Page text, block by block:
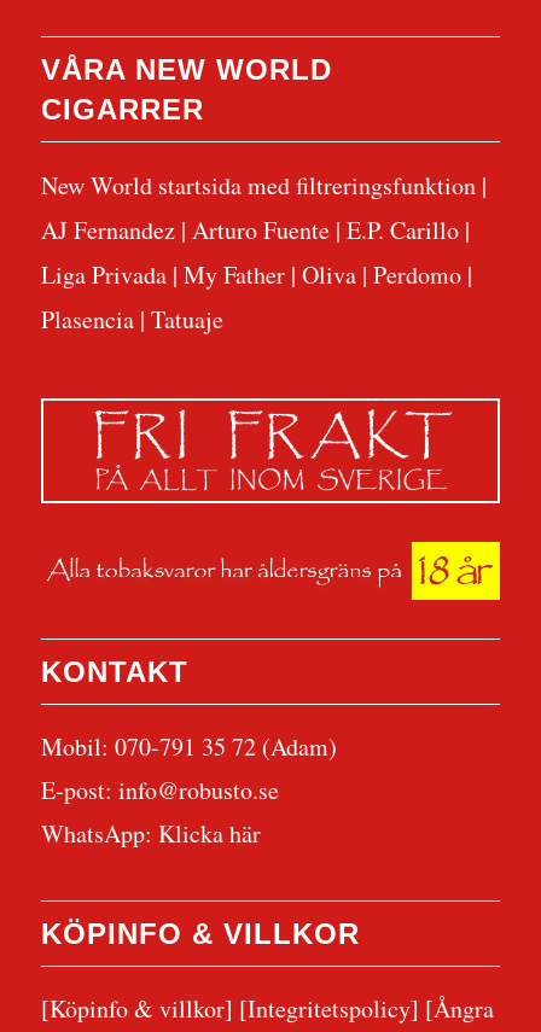
VÅRA NEW WORLD
CIGARRER
New World startsida med filtreringsfunktion|
AJ Fernandez| Arturo Fuente| E.P. Carillo|
Liga Privada| My Father| Oliva| Perdomo|
Plasencia| Tatuaje
KONTAKT
Mobil: 070-791 35 72 (Adam)
E-post: info@robusto.se
WhatsApp: Klicka här
KÖPINFO & VILLKOR
[Köpinfo & villkor] [Integritetspolicy] [Ångra